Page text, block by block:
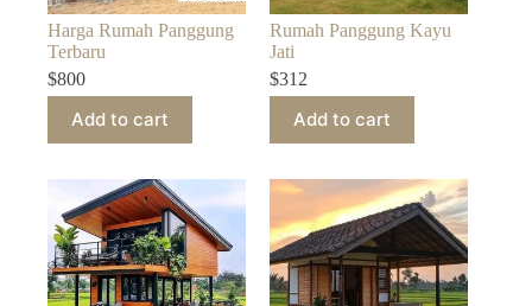
Harga Rumah Panggung
Terbaru
$800
Add to cart
Rumah Panggung Kayu
Jati
$312
Add to cart